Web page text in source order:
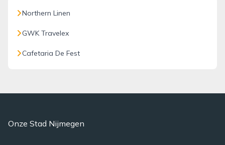
Northern Linen
GWK Travelex
Cafetaria De Fest
Onze Stad Nijmegen